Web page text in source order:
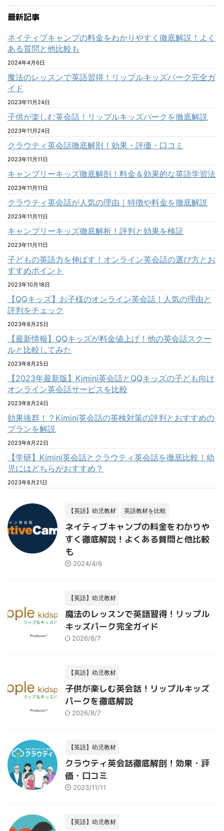
最新記事
ネイティブキャンプの料金をわかりやすく徹底解説！よく
ある質問と他比較も
2024年4月6日
魔法のレッスンで英語習得！リップルキッズパーク完全ガ
イド
2023年11月24日
子供が楽しむ英会話！リップルキッズパークを徹底解説
2023年11月24日
クラウティ英会話徹底解剖！効果・評価・口コミ
2023年11月11日
キャンブリーキッズ徹底解剖！料金＆効果的な英語学習法
2023年11月11日
クラウティ英会話が人気の理由｜特徴や料金を徹底解説
2023年11月11日
キャンブリーキッズ徹底解析！評判と効果を検証
2023年11月11日
子どもの英語力を伸ばす！オンライン英会話の選び方とお
すすめポイント
2023年10月18日
【QQキッズ】お子様のオンライン英会話！人気の理由と
評判をチェック
2023年8月25日
【最新情報】QQキッズが料金値上げ！他の英会話スクー
ルと比較してみた
2023年8月25日
【2023年最新版】Kimini英会話とQQキッズの子ども向け
オンライン英会話サービスを比較
2023年8月24日
効果抜群！？Kimini英会話の英検対策の評判とおすすめの
プランを解説
2023年8月22日
【学研】Kimini英会話とクラウティ英会話を徹底比較！幼
児にはどちらがおすすめ？
2023年8月21日
【英語】幼児教材 英語教材を比較
ネイティブキャンプの料金をわかりや
すく徹底解説！よくある質問と他比較
も
2024/4/6
【英語】幼児教材
魔法のレッスンで英語習得！リップル
キッズパーク完全ガイド
2026/8/7
【英語】幼児教材
子供が楽しむ英会話！リップルキッズ
パークを徹底解説
2026/8/7
【英語】幼児教材
クラウティ英会話徹底解剖！効果・評
価・口コミ
2023/11/11
【英語】幼児教材